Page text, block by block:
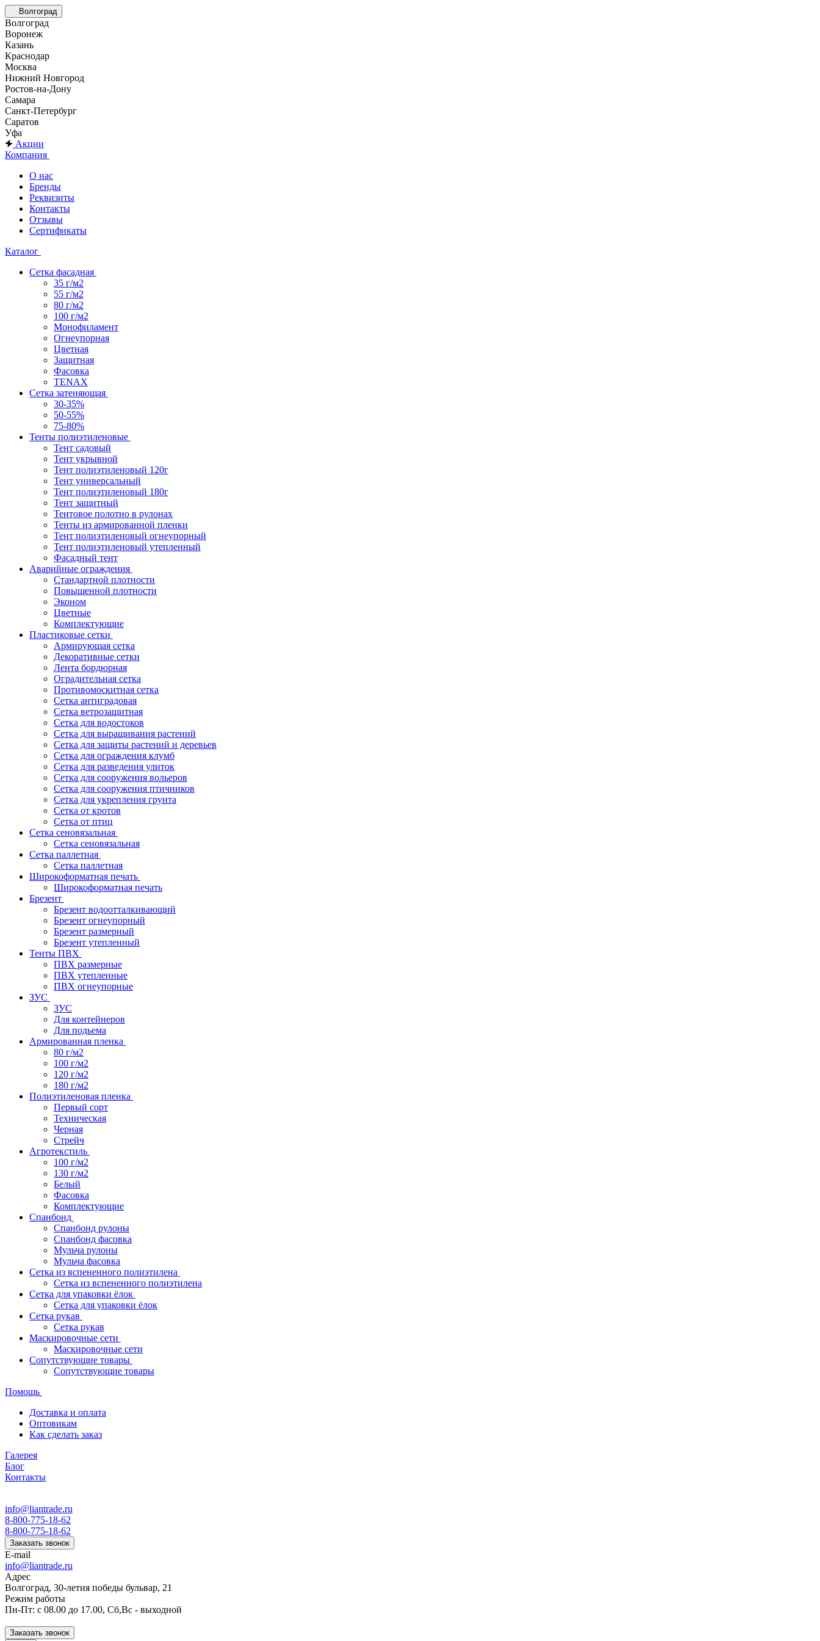
Волгоград
Волгоград
Воронеж
Казань
Краснодар
Москва
Нижний Новгород
Ростов-на-Дону
Самара
Санкт-Петербург
Саратов
Уфа
Акции
Компания
О нас
Бренды
Реквизиты
Контакты
Отзывы
Сертификаты
Каталог
Сетка фасадная
35 г/м2
55 г/м2
80 г/м2
100 г/м2
Монофиламент
Огнеупорная
Цветная
Защитная
Фасовка
TENAX
Сетка затеняющая
30-35%
50-55%
75-80%
Тенты полиэтиленовые
Тент садовый
Тент укрывной
Тент полиэтиленовый 120г
Тент универсальный
Тент полиэтиленовый 180г
Тент защитный
Тентовое полотно в рулонах
Тенты из армированной пленки
Тент полиэтиленовый огнеупорный
Тент полиэтиленовый утепленный
Фасадный тент
Аварийные ограждения
Стандартной плотности
Повышенной плотности
Эконом
Цветные
Комплектующие
Пластиковые сетки
Армирующая сетка
Декоративные сетки
Лента бордюрная
Оградительная сетка
Противомоскитная сетка
Сетка антиградовая
Сетка ветрозащитная
Сетка для водостоков
Сетка для выращивания растений
Сетка для защиты растений и деревьев
Сетка для ограждения клумб
Сетка для разведения улиток
Сетка для сооружения вольеров
Сетка для сооружения птичников
Сетка для укрепления грунта
Сетка от кротов
Сетка от птиц
Сетка сеновязальная
Сетка сеновязальная
Сетка паллетная
Сетка паллетная
Широкоформатная печать
Широкоформатная печать
Брезент
Брезент водоотталкивающий
Брезент огнеупорный
Брезент размерный
Брезент утепленный
Тенты ПВХ
ПВХ размерные
ПВХ утепленные
ПВХ огнеупорные
ЗУС
ЗУС
Для контейнеров
Для подьема
Армированная пленка
80 г/м2
100 г/м2
120 г/м2
180 г/м2
Полиэтиленовая пленка
Первый сорт
Техническая
Черная
Стрейч
Агротекстиль
100 г/м2
130 г/м2
Белый
Фасовка
Комплектующие
Спанбонд
Спанбонд рулоны
Спанбонд фасовка
Мульча рулоны
Мульча фасовка
Сетка из вспененного полиэтилена
Сетка из вспененного полиэтилена
Сетка для упаковки ёлок
Сетка для упаковки ёлок
Сетка рукав
Сетка рукав
Маскировочные сети
Маскировочные сети
Сопутствующие товары
Сопутствующие товары
Помощь
Доставка и оплата
Оптовикам
Как сделать заказ
Галерея
Блог
Контакты
info@liantrade.ru
8-800-775-18-62
8-800-775-18-62
Заказать звонок
E-mail
info@liantrade.ru
Адрес
Волгоград, 30-летия победы бульвар, 21
Режим работы
Пн-Пт: c 08.00 до 17.00, Cб,Вс - выходной
Заказать звонок